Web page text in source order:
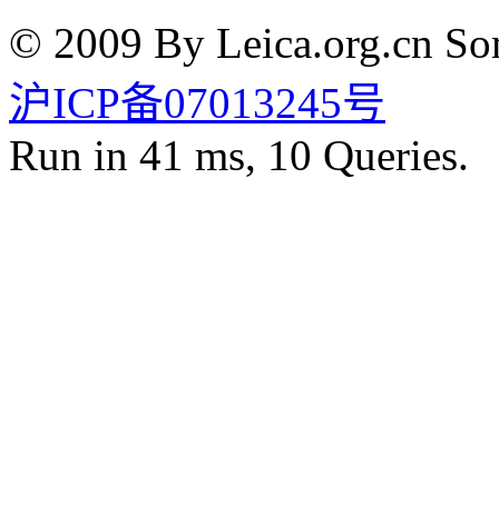
© 2009 By Leica.org.cn
沪ICP备07013245号
Run in 41 ms, 10 Queries.